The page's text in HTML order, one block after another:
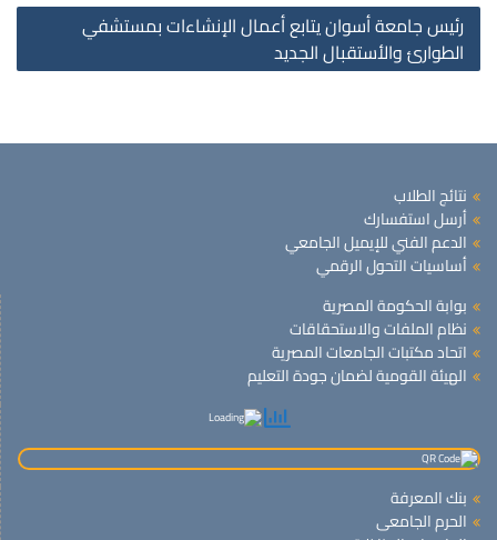
رئيس جامعة أسوان يتابع أعمال الإنشاءات بمستشفي
الطوارئ والأستقبال الجديد
نتائج الطلاب
أرسل استفسارك
الدعم الفني للإيميل الجامعي
أساسيات التحول الرقمي
بوابة الحكومة المصرية
نظام الملفات والاستحقاقات
اتحاد مكتبات الجامعات المصرية
الهيئة القومية لضمان جودة التعليم
بنك المعرفة
الحرم الجامعى